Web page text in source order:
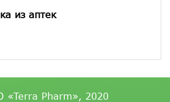
из аптек
Pharm», 2020